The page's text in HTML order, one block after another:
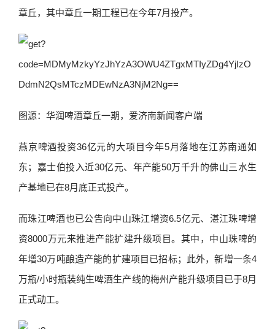
章丘，其中章丘一期工程已在今年7月投产。
图源：华润啤酒章丘一期，爱济南新闻客户端
燕京啤酒投资36亿元的大项目今年5月落地在江苏南通如
东；嘉士伯投入近30亿元、年产能50万千升的佛山三水生
产基地已在8月底正式投产。
而珠江啤酒也已公告向中山珠江增资6.5亿元、湛江珠啤增
资8000万元来推进产能扩建升级项目。其中，中山珠啤的
年增30万吨酿造产能的扩建项目已招标；此外，新增一条4
万瓶/小时瓶装纯生啤酒生产线的梅州产能升级项目已于8月
正式动工。